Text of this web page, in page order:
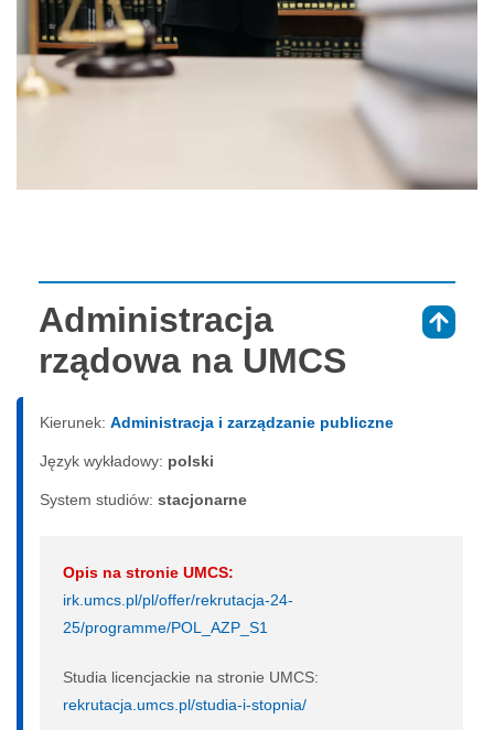
Administracja
rządowa na UMCS
Kierunek: Administracja i zarządzanie publiczne
Język wykładowy: polski
System studiów: sta­cjo­nar­ne
Opis na stronie UMCS:
irk.umcs.pl/pl/offer/rekrutacja-24-
25/programme/POL_AZP_S1
Studia licencjackie na stronie UMCS:
rekrutacja.umcs.pl/studia-i-stopnia/